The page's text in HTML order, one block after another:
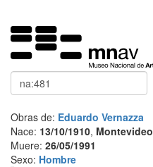
Buscar
Obras de: Eduardo Vernazza
Nace: 13/10/1910, Montevideo
Muere: 26/05/1991
Sexo: Hombre